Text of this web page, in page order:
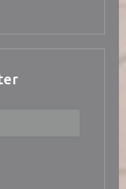
une nouvelle
((ouvre une